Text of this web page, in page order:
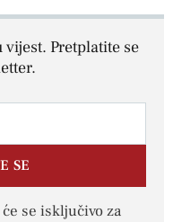
Pretplatite se
SE
se isključivo za